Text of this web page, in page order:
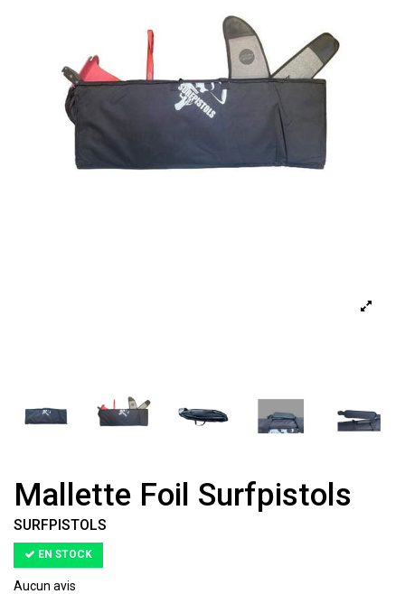
Mallette Foil Surfpistols
SURFPISTOLS
EN STOCK
Aucun avis